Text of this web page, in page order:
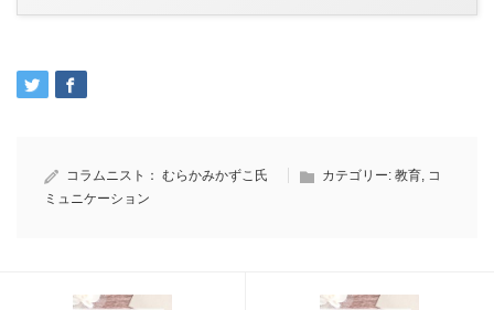
コラムニスト： むらかみかずこ氏 カテゴリー: 教育 コ
ミュニケーション